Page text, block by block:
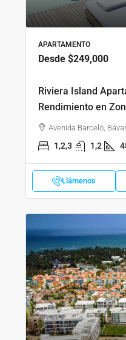
APARTAMENTO
Desde $249,000
Riviera Island
Rendimiento en
Avenida Barceló,
1,2,3 1,2
Llámenos